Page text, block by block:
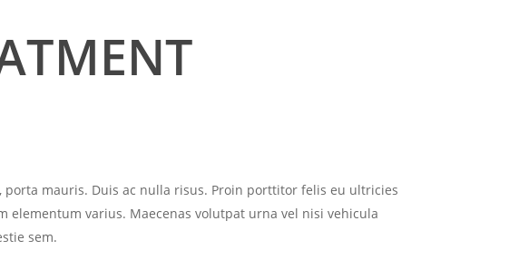
mauris. Duis ac nulla risus. Proin porttitor felis eu ultricies
varius. Maecenas volutpat urna vel nisi vehicula
sem.